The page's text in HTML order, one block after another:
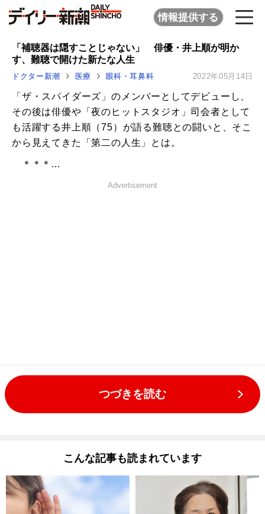
情報提供する
「補聴器は隠すことじゃない」 俳優・井上順が明か
す、難聴で開けた新たな人生
ドクター新潮 医療 眼科・耳鼻科 2022年05月14日
「ザ・スパイダーズ」のメンバーとしてデビューし、
その後は俳優や「夜のヒットスタジオ」司会者として
も活躍する井上順（75）が語る難聴との闘いと、そこ
から見えてきた「第二の人生」とは。
＊＊＊...
Advertisement
つづきを読む
こんな記事も読まれています